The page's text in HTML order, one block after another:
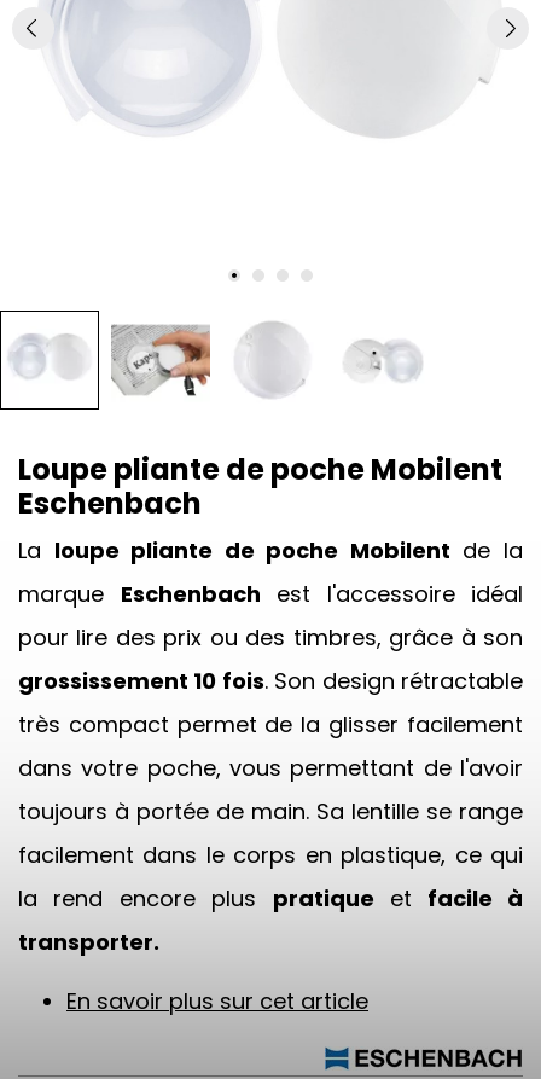
Loupe pliante de poche Mobilent
Eschenbach
La loupe pliante de poche Mobilent de la
marque Eschenbach est l'accessoire idéal
pour lire des prix ou des timbres, grâce à son
grossissement 10 fois. Son design rétractable
très compact permet de la glisser facilement
dans votre poche, vous permettant de l'avoir
toujours à portée de main. Sa lentille se range
facilement dans le corps en plastique, ce qui
la rend encore plus pratique et facile à
transporter.
En savoir plus sur cet article